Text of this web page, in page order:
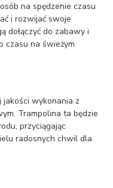
na spędzenie czasu
i rozwijać swoje
dołączyć do zabawy i
czasu na świeżym
jakości wykonania z
Trampolina ta będzie
przyciągając
radosnych chwil dla